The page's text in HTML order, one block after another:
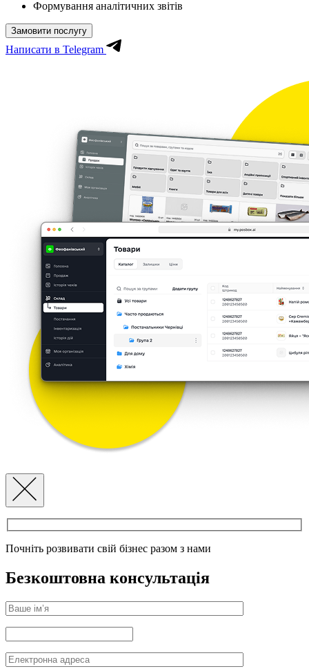
Формування аналітичних звітів
Замовити послугу
Написати в Telegram
Почніть розвивати свій бізнес разом з нами
Безкоштовна консультація